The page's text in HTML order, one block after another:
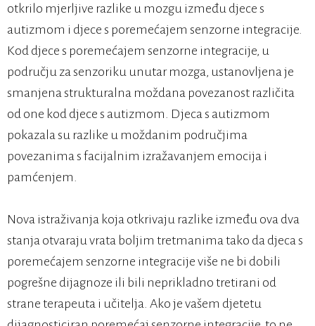
otkrilo mjerljive razlike u mozgu između djece s
autizmom i djece s poremećajem senzorne integracije.
Kod djece s poremećajem senzorne integracije, u
području za senzoriku unutar mozga, ustanovljena je
smanjena strukturalna moždana povezanost različita
od one kod djece s autizmom. Djeca s autizmom
pokazala su razlike u moždanim područjima
povezanima s facijalnim izražavanjem emocija i
pamćenjem.
Nova istraživanja koja otkrivaju razlike između ova dva
stanja otvaraju vrata boljim tretmanima tako da djeca s
poremećajem senzorne integracije više ne bi dobili
pogrešne dijagnoze ili bili neprikladno tretirani od
strane terapeuta i učitelja. Ako je vašem djetetu